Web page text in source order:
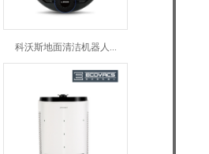
科沃斯地面清洁机器人...